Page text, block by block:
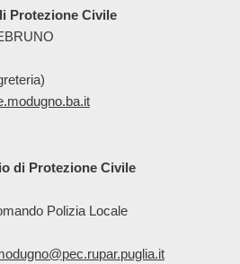
Protezione Civile
di Protezione Civile
Polizia Locale